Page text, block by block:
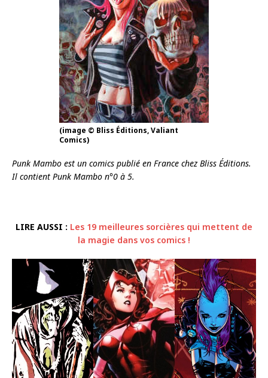
(image © Bliss Éditions, Valiant
Comics)
Punk Mambo est un comics publié en France chez Bliss Éditions.
Il contient Punk Mambo n°0 à 5.
LIRE AUSSI : Les 19 meilleures sorcières qui mettent de
la magie dans vos comics !